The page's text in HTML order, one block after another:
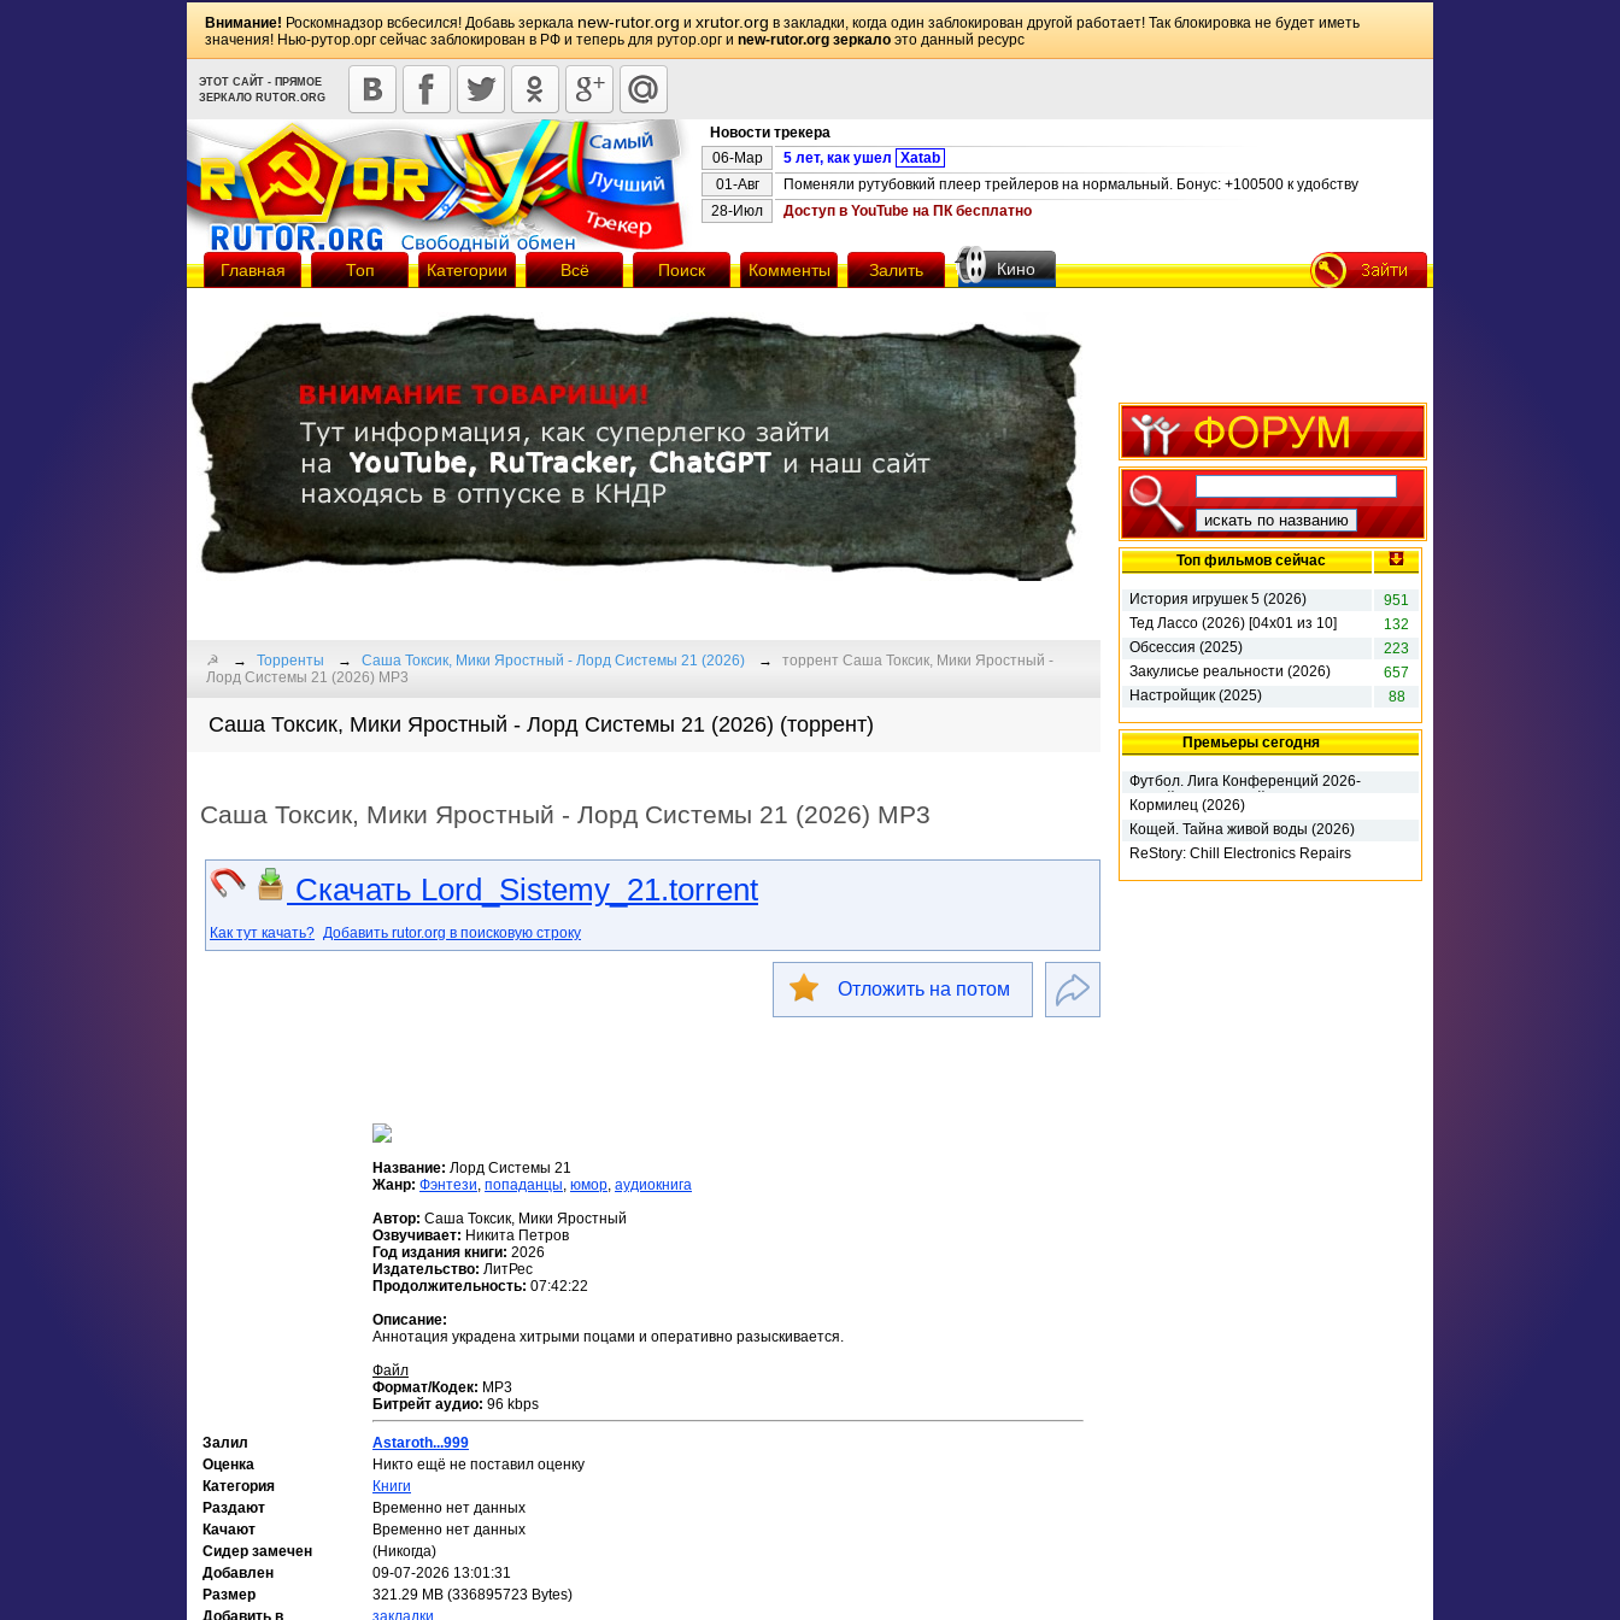
Внимание! Роскомнадзор всбесился! Добавь зеркала new-rutor.org и xrutor.org в закладки, когда один заблокирован другой работает! Так блокировка не будет иметь
значения! Нью-рутор.орг сейчас заблокирован в РФ и теперь для рутор.орг и new-rutor.org зеркало это данный ресурс
ЭТОТ САЙТ - ПРЯМОЕ
ЗЕРКАЛО RUTOR.ORG
Новости трекера
06-Мар
5 лет, как ушел Xatab
01-Авг
Поменяли рутубовкий плеер трейлеров на нормальный. Бонус: +100500 к удобству
28-Июл
Доступ в YouTube на ПК бесплатно
Главная Топ Категории Всё Поиск Комменты Залить Кино
☭ Торренты Саша Токсик, Мики Яростный - Лорд Системы 21 (2026)
торрент Саша Токсик, Мики Яростный -
Лорд Системы 21 (2026) МР3
Саша Токсик, Мики Яростный - Лорд Системы 21 (2026) (торрент)
Саша Токсик, Мики Яростный - Лорд Системы 21 (2026) МР3
Скачать Lord_Sistemy_21.torrent
Как тут качать? Добавить rutor.org в поисковую строку
Отложить на потом
Название: Лорд Системы 21
Жанр: Фэнтези, попаданцы, юмор, аудиокнига
Автор: Саша Токсик, Мики Яростный
Озвучивает: Никита Петров
Год издания книги: 2026
Издательство: ЛитРес
Продолжительность: 07:42:22
Описание:
Аннотация украдена хитрыми поцами и оперативно разыскивается.
Файл
Формат/Кодек: МР3
Битрейт аудио: 96 kbps
Залил
Astaroth...999
Оценка
Никто ещё не поставил оценку
Категория
Книги
Раздают
Временно нет данных
Качают
Временно нет данных
Сидер замечен
(Никогда)
Добавлен
09-07-2026 13:01:31
Размер
321.29 MB (336895723 Bytes)
Добавить в
закладки
Топ фильмов сейчас
История игрушек 5 (2026)
951
Тед Лассо (2026) [04х01 из 10]
132
Обсессия (2025)
223
Закулисье реальности (2026)
657
Настройщик (2025)
88
Премьеры сегодня
Футбол. Лига Конференций 2026-
27. 3-й кв раунд. 1-й матч. Динамо
К (2026)
Кормилец (2026)
Кощей. Тайна живой воды (2026)
ReStory: Chill Electronics Repairs